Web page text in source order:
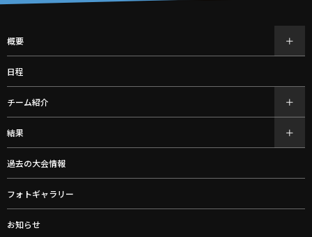
概要
日程
チーム紹介
結果
過去の大会情報
フォトギャラリー
お知らせ